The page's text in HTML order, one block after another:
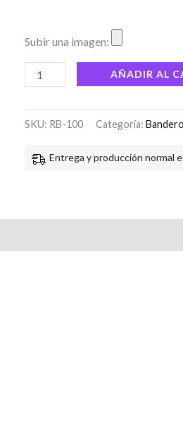
Subir una imagen:
AÑADIR AL
SKU: RB-100 Categoría:
Entrega y producción normal